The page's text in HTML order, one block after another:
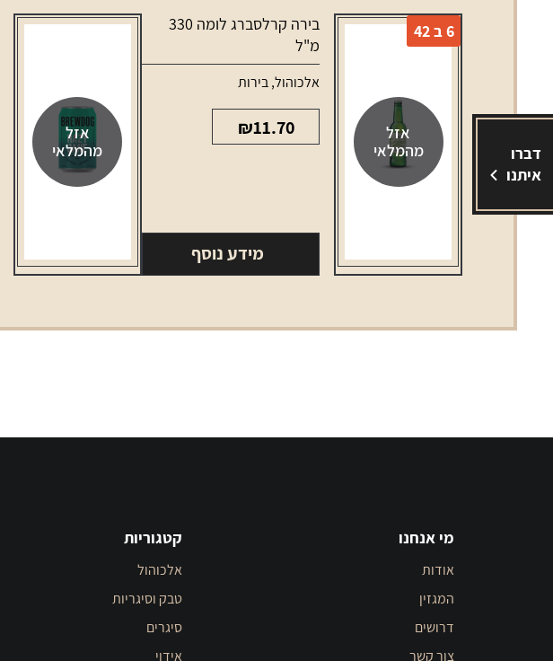
דברו
איתנו
אזל
מהמלאי
6 ב 42
בירה קרלסברג לומה 330
מ"ל
אלכוהול,בירות
₪11.70
מידע נוסף
אזל
מהמלאי
מי אנחנו
אודות
המגזין
דרושים
צור קשר
קטגוריות
אלכוהול
טבק וסיגריות
סיגרים
אידוי